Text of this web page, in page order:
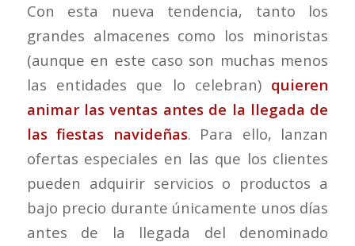
Con esta nueva tendencia, tanto los
grandes almacenes como los minoristas
(aunque en este caso son muchas menos
las entidades que lo celebran) quieren
animar las ventas antes de la llegada de
las fiestas navideñas. Para ello, lanzan
ofertas especiales en las que los clientes
pueden adquirir servicios o productos a
bajo precio durante únicamente unos días
antes de la llegada del denominado